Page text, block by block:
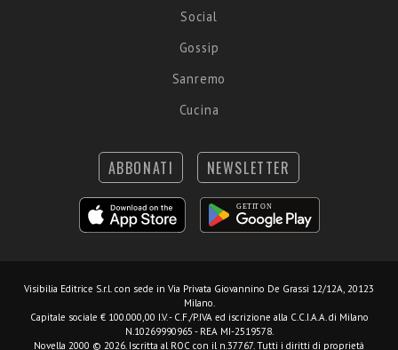
Social
Gossip
Sanremo
Cucina
ABBONATI NEWSLETTER
Visibilia Editrice S.r.l. con sede in Via Privata Giovannino De Grassi 12/12A, 20123
Milano.
Capitale sociale € 100.000,00 I.V. - C.F./P.IVA ed iscrizione alla C.C.I.A.A. di Milano
N.10269990965 - REA MI-2519578.
Novella 2000 © 2026. Iscritta al ROC con il n.37767. Tutti i diritti di proprietà